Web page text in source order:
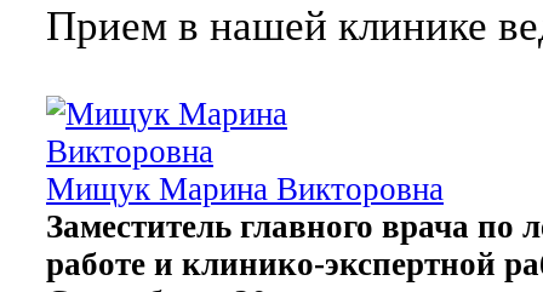
Прием в нашей клинике
Мищук Марина Викторовна
Заместитель главного врача по
работе и клинико-экспертной